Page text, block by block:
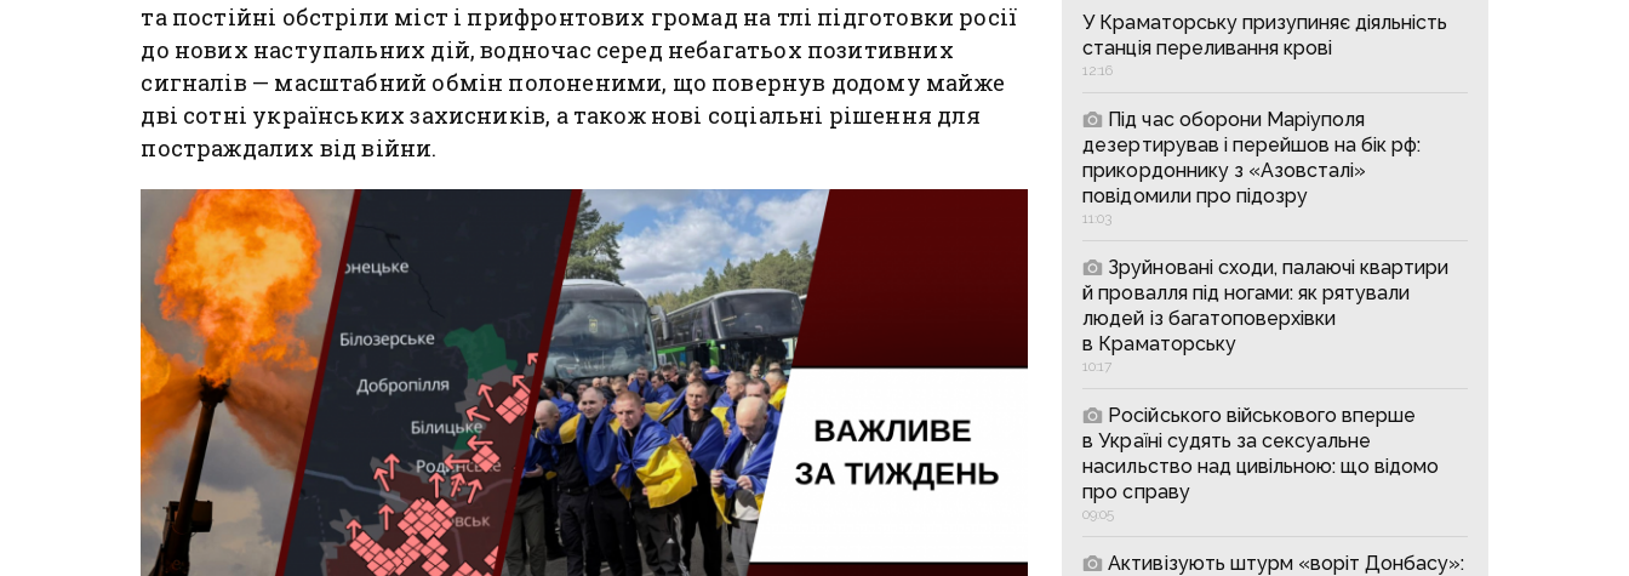
та постійні обстріли міст і прифронтових громад на тлі підготовки росії
до нових наступальних дій, водночас серед небагатьох позитивних
сигналів — масштабний обмін полоненими, що повернув додому майже
дві сотні українських захисників, а також нові соціальні рішення для
постраждалих від війни.
У Краматорську призупиняє діяльність
станція переливання крові
12:16
Під час оборони Маріуполя
дезертирував і перейшов на бік рф:
прикордоннику з «Азовсталі»
повідомили про підозру
11:03
Зруйновані сходи, палаючі квартири
й провалля під ногами: як рятували
людей із багатоповерхівки
в Краматорську
10:17
Російського військового вперше
в Україні судять за сексуальне
насильство над цивільною: що відомо
про справу
09:05
Активізують штурм «воріт Донбасу»: